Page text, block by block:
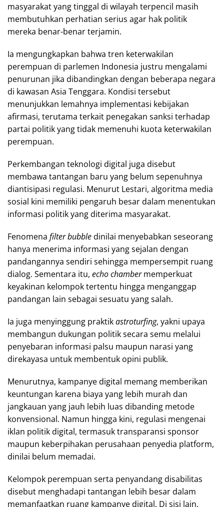
masyarakat yang tinggal di wilayah terpencil masih
membutuhkan perhatian serius agar hak politik
mereka benar-benar terjamin.
Ia mengungkapkan bahwa tren keterwakilan
perempuan di parlemen Indonesia justru mengalami
penurunan jika dibandingkan dengan beberapa negara
di kawasan Asia Tenggara. Kondisi tersebut
menunjukkan lemahnya implementasi kebijakan
afirmasi, terutama terkait penegakan sanksi terhadap
partai politik yang tidak memenuhi kuota keterwakilan
perempuan.
Perkembangan teknologi digital juga disebut
membawa tantangan baru yang belum sepenuhnya
diantisipasi regulasi. Menurut Lestari, algoritma media
sosial kini memiliki pengaruh besar dalam menentukan
informasi politik yang diterima masyarakat.
Fenomena filter bubbledinilai menyebabkan seseorang
hanya menerima informasi yang sejalan dengan
pandangannya sendiri sehingga mempersempit ruang
dialog. Sementara itu, echo chambermemperkuat
keyakinan kelompok tertentu hingga menganggap
pandangan lain sebagai sesuatu yang salah.
Ia juga menyinggung praktikastroturfing, yakni upaya
membangun dukungan politik secara semu melalui
penyebaran informasi palsu maupun narasi yang
direkayasa untuk membentuk opini publik.
Menurutnya, kampanye digital memang memberikan
keuntungan karena biaya yang lebih murah dan
jangkauan yang jauh lebih luas dibanding metode
konvensional. Namun hingga kini, regulasi mengenai
iklan politik digital, termasuk transparansi sponsor
maupun keberpihakan perusahaan penyedia platform,
dinilai belum memadai.
Kelompok perempuan serta penyandang disabilitas
disebut menghadapi tantangan lebih besar dalam
memanfaatkan ruang kampanye digital. Di sisi lain,